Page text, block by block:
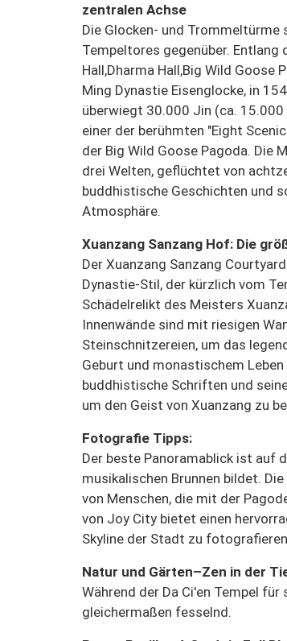
zentralen Achse
Die Glocken- und Trommeltürme
Tempeltores gegenüber. Entlang
Hall,Dharma Hall,Big Wild Goose
Ming Dynastie Eisenglocke, in
überwiegt 30.000 Jin (ca.
einer der berühmten "Eight
der Big Wild Goose Pagoda. Die
drei Welten, geflüchtet von
buddhistische Geschichten und
Atmosphäre.
Xuanzang Sanzang Hof: Die
Der Xuanzang Sanzang
Dynastie-Stil, der kürzlich vom
Schädelrelikt des Meisters
Innenwände sind mit riesigen
Steinschnitzereien, um das
Geburt und monastischem
buddhistische Schriften und
um den Geist von Xuanzang zu
Fotografie Tipps:
Der beste Panoramablick ist auf
musikalischen Brunnen bildet.
von Menschen, die mit der
von Joy City bietet einen
Skyline der Stadt zu
Natur und Gärten–Zen in der
Während der Da Ci'en Tempel
gleichermaßen fesselnd.